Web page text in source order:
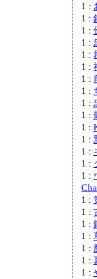
1 :
1 :
1 :
1 :
1 :
1 :
1 :
1 :
1 :
1 :
1 :
1 :
1 :
1 :
1 :
1 :
1 :
1 :
1 :
1 :
1 :
1 :